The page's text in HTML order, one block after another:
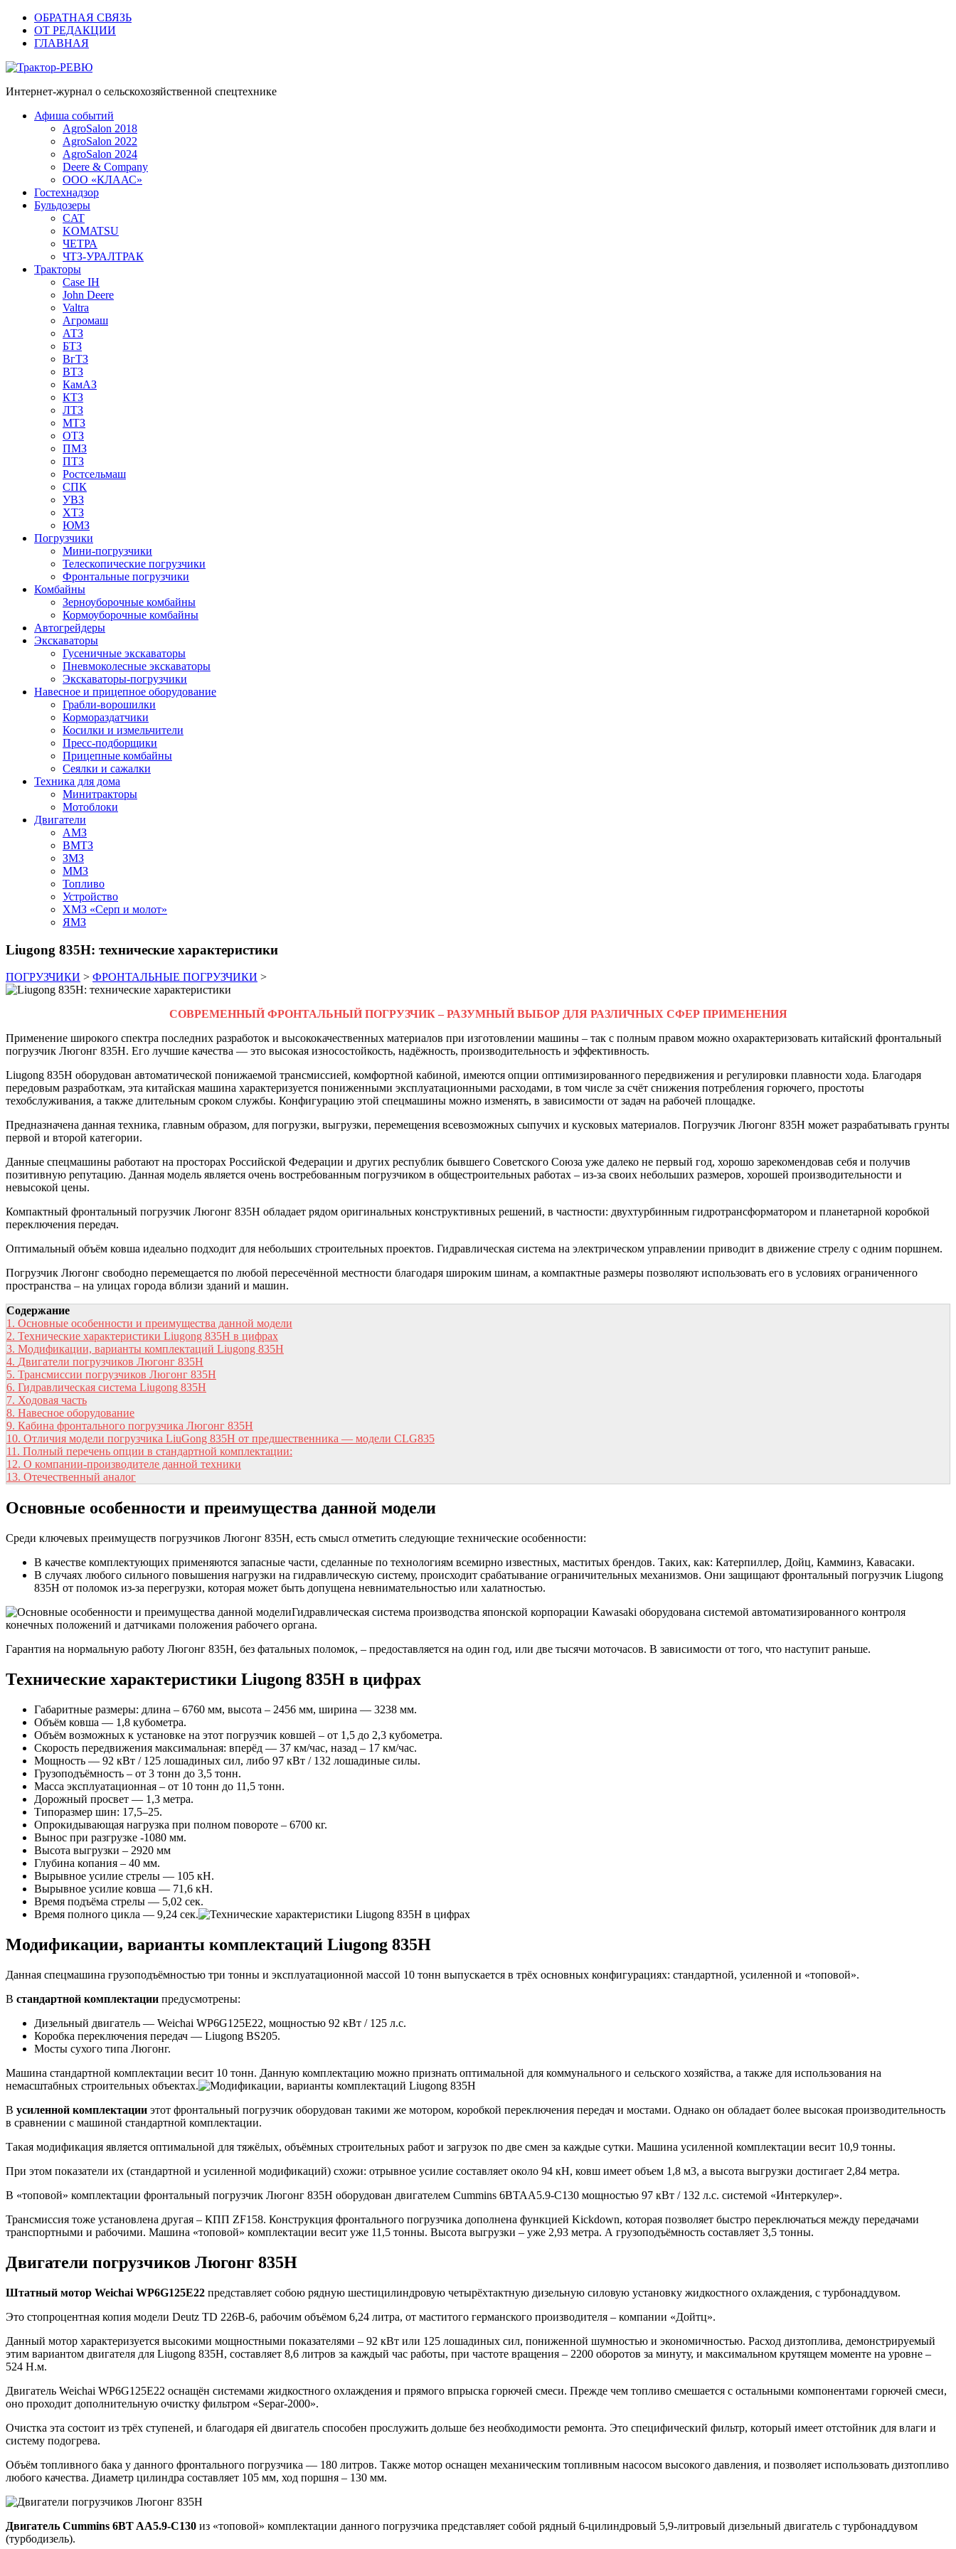
ОБРАТНАЯ СВЯЗЬ
ОТ РЕДАКЦИИ
ГЛАВНАЯ
Трактор-РЕВЮ
Интернет-журнал о сельскохозяйственной спецтехнике
Афиша событий
AgroSalon 2018
AgroSalon 2022
AgroSalon 2024
Deere & Company
ООО «КЛААС»
Гостехнадзор
Бульдозеры
CAT
KOMATSU
ЧЕТРА
ЧТЗ-УРАЛТРАК
Тракторы
Case IH
John Deere
Valtra
Агромаш
АТЗ
БТЗ
ВгТЗ
ВТЗ
КамАЗ
КТЗ
ЛТЗ
МТЗ
ОТЗ
ПМЗ
ПТЗ
Ростсельмаш
СПК
УВЗ
ХТЗ
ЮМЗ
Погрузчики
Мини-погрузчики
Телескопические погрузчики
Фронтальные погрузчики
Комбайны
Зерноуборочные комбайны
Кормоуборочные комбайны
Автогрейдеры
Экскаваторы
Гусеничные экскаваторы
Пневмоколесные экскаваторы
Экскаваторы-погрузчики
Навесное и прицепное оборудование
Грабли-ворошилки
Кормораздатчики
Косилки и измельчители
Пресс-подборщики
Прицепные комбайны
Сеялки и сажалки
Техника для дома
Минитракторы
Мотоблоки
Двигатели
АМЗ
ВМТЗ
ЗМЗ
ММЗ
Топливо
Устройство
ХМЗ «Серп и молот»
ЯМЗ
Liugong 835H: технические характеристики
ПОГРУЗЧИКИ > ФРОНТАЛЬНЫЕ ПОГРУЗЧИКИ >
СОВРЕМЕННЫЙ ФРОНТАЛЬНЫЙ ПОГРУЗЧИК – РАЗУМНЫЙ ВЫБОР ДЛЯ РАЗЛИЧНЫХ СФЕР ПРИМЕНЕНИЯ
Применение широкого спектра последних разработок и высококачественных материалов при изготовлении машины – так с полным правом можно охарактеризовать китайский фронтальный
погрузчик Люгонг 835Н. Его лучшие качества — это высокая износостойкость, надёжность, производительность и эффективность.
Liugong 835H оборудован автоматической понижаемой трансмиссией, комфортной кабиной, имеются опции оптимизированного передвижения и регулировки плавности хода. Благодаря
передовым разработкам, эта китайская машина характеризуется пониженными эксплуатационными расходами, в том числе за счёт снижения потребления горючего, простоты
техобслуживания, а также длительным сроком службы. Конфигурацию этой спецмашины можно изменять, в зависимости от задач на рабочей площадке.
Предназначена данная техника, главным образом, для погрузки, выгрузки, перемещения всевозможных сыпучих и кусковых материалов. Погрузчик Люгонг 835Н может разрабатывать грунты
первой и второй категории.
Данные спецмашины работают на просторах Российской Федерации и других республик бывшего Советского Союза уже далеко не первый год, хорошо зарекомендовав себя и получив
позитивную репутацию. Данная модель является очень востребованным погрузчиком в общестроительных работах – из-за своих небольших размеров, хорошей производительности и
невысокой цены.
Компактный фронтальный погрузчик Люгонг 835H обладает рядом оригинальных конструктивных решений, в частности: двухтурбинным гидротрансформатором и планетарной коробкой
переключения передач.
Оптимальный объём ковша идеально подходит для небольших строительных проектов. Гидравлическая система на электрическом управлении приводит в движение стрелу с одним поршнем.
Погрузчик Люгонг свободно перемещается по любой пересечённой местности благодаря широким шинам, а компактные размеры позволяют использовать его в условиях ограниченного
пространства – на улицах города вблизи зданий и машин.
Содержание
1. Основные особенности и преимущества данной модели
2. Технические характеристики Liugong 835H в цифрах
3. Модификации, варианты комплектаций Liugong 835H
4. Двигатели погрузчиков Люгонг 835Н
5. Трансмиссии погрузчиков Люгонг 835Н
6. Гидравлическая система Liugong 835H
7. Ходовая часть
8. Навесное оборудование
9. Кабина фронтального погрузчика Люгонг 835Н
10. Отличия модели погрузчика LiuGong 835H от предшественника — модели CLG835
11. Полный перечень опции в стандартной комплектации:
12. О компании-производителе данной техники
13. Отечественный аналог
Основные особенности и преимущества данной модели
Среди ключевых преимуществ погрузчиков Люгонг 835Н, есть смысл отметить следующие технические особенности:
В качестве комплектующих применяются запасные части, сделанные по технологиям всемирно известных, маститых брендов. Таких, как: Катерпиллер, Дойц, Камминз, Кавасаки.
В случаях любого сильного повышения нагрузки на гидравлическую систему, происходит срабатывание ограничительных механизмов. Они защищают фронтальный погрузчик Liugong
835H от поломок из-за перегрузки, которая может быть допущена невнимательностью или халатностью.
Гидравлическая система производства японской корпорации Kawasaki оборудована системой автоматизированного контроля
конечных положений и датчиками положения рабочего органа.
Гарантия на нормальную работу Люгонг 835Н, без фатальных поломок, – предоставляется на один год, или две тысячи моточасов. В зависимости от того, что наступит раньше.
Технические характеристики Liugong 835H в цифрах
Габаритные размеры: длина – 6760 мм, высота – 2456 мм, ширина — 3238 мм.
Объём ковша — 1,8 кубометра.
Объём возможных к установке на этот погрузчик ковшей – от 1,5 до 2,3 кубометра.
Скорость передвижения максимальная: вперёд — 37 км/час, назад – 17 км/час.
Мощность — 92 кВт / 125 лошадиных сил, либо 97 кВт / 132 лошадиные силы.
Грузоподъёмность – от 3 тонн до 3,5 тонн.
Масса эксплуатационная – от 10 тонн до 11,5 тонн.
Дорожный просвет — 1,3 метра.
Типоразмер шин: 17,5–25.
Опрокидывающая нагрузка при полном повороте – 6700 кг.
Вынос при разгрузке -1080 мм.
Высота выгрузки – 2920 мм
Глубина копания – 40 мм.
Вырывное усилие стрелы — 105 кН.
Вырывное усилие ковша — 71,6 кН.
Время подъёма стрелы — 5,02 сек.
Время полного цикла — 9,24 сек.
Модификации, варианты комплектаций Liugong 835H
Данная спецмашина грузоподъёмностью три тонны и эксплуатационной массой 10 тонн выпускается в трёх основных конфигурациях: стандартной, усиленной и «топовой».
В стандартной комплектации предусмотрены:
Дизельный двигатель — Weichai WP6G125E22, мощностью 92 кВт / 125 л.с.
Коробка переключения передач — Liugong BS205.
Мосты сухого типа Люгонг.
Машина стандартной комплектации весит 10 тонн. Данную комплектацию можно признать оптимальной для коммунального и сельского хозяйства, а также для использования на
немасштабных строительных объектах.
В усиленной комплектации этот фронтальный погрузчик оборудован такими же мотором, коробкой переключения передач и мостами. Однако он обладает более высокая производительность
в сравнении с машиной стандартной комплектации.
Такая модификация является оптимальной для тяжёлых, объёмных строительных работ и загрузок по две смен за каждые сутки. Машина усиленной комплектации весит 10,9 тонны.
При этом показатели их (стандартной и усиленной модификаций) схожи: отрывное усилие составляет около 94 кН, ковш имеет объем 1,8 м3, а высота выгрузки достигает 2,84 метра.
В «топовой» комплектации фронтальный погрузчик Люгонг 835Н оборудован двигателем Cummins 6BTAA5.9-C130 мощностью 97 кВт / 132 л.с. системой «Интеркулер».
Трансмиссия тоже установлена другая – КПП ZF158. Конструкция фронтального погрузчика дополнена функцией Kickdown, которая позволяет быстро переключаться между передачами
транспортными и рабочими. Машина «топовой» комплектации весит уже 11,5 тонны. Высота выгрузки – уже 2,93 метра. А грузоподъёмность составляет 3,5 тонны.
Двигатели погрузчиков Люгонг 835Н
Штатный мотор Weichai WP6G125E22 представляет собою рядную шестицилиндровую четырёхтактную дизельную силовую установку жидкостного охлаждения, с турбонаддувом.
Это стопроцентная копия модели Deutz TD 226B-6, рабочим объёмом 6,24 литра, от маститого германского производителя – компании «Дойтц».
Данный мотор характеризуется высокими мощностными показателями – 92 кВт или 125 лошадиных сил, пониженной шумностью и экономичностью. Расход дизтоплива, демонстрируемый
этим вариантом двигателя для Liugong 835H, составляет 8,6 литров за каждый час работы, при частоте вращения – 2200 оборотов за минуту, и максимальном крутящем моменте на уровне –
524 Н.м.
Двигатель Weichai WP6G125E22 оснащён системами жидкостного охлаждения и прямого впрыска горючей смеси. Прежде чем топливо смешается с остальными компонентами горючей смеси,
оно проходит дополнительную очистку фильтром «Separ-2000».
Очистка эта состоит из трёх ступеней, и благодаря ей двигатель способен прослужить дольше без необходимости ремонта. Это специфический фильтр, который имеет отстойник для влаги и
систему подогрева.
Объём топливного бака у данного фронтального погрузчика — 180 литров. Также мотор оснащен механическим топливным насосом высокого давления, и позволяет использовать дизтопливо
любого качества. Диаметр цилиндра составляет 105 мм, ход поршня – 130 мм.
Двигатель Cummins 6BT AA5.9-C130 из «топовой» комплектации данного погрузчика представляет собой рядный 6-цилиндровый 5,9-литровый дизельный двигатель с турбонаддувом
(турбодизель).